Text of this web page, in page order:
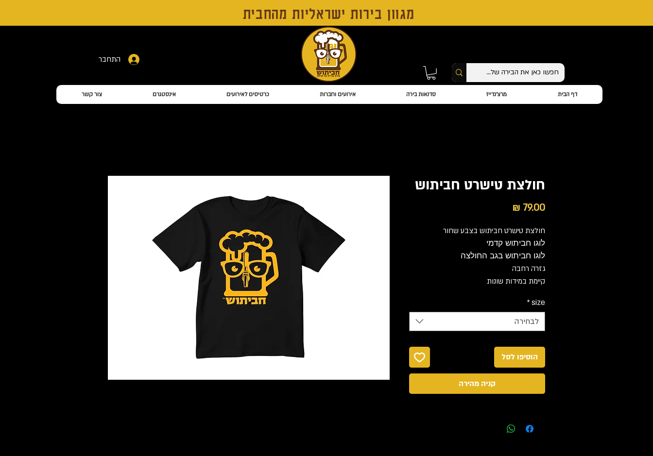
התחבר
מגוון בירות ישראליות מהחבית
דף הבית מרצ'נדייז סדנאות בירה אירועים וחברות כרטיסים לאירועים אינסטגרם צור קשר
חולצת טישרט חביתוש
חולצת טישרט חביתוש בצבע שחור
לוגו חביתוש קדמי
לוגו חביתוש בגב החולצה
גזרה רחבה
קיימת במידות שונות
size
*
לבחירה
הוסיפו לסל
קניה מהירה